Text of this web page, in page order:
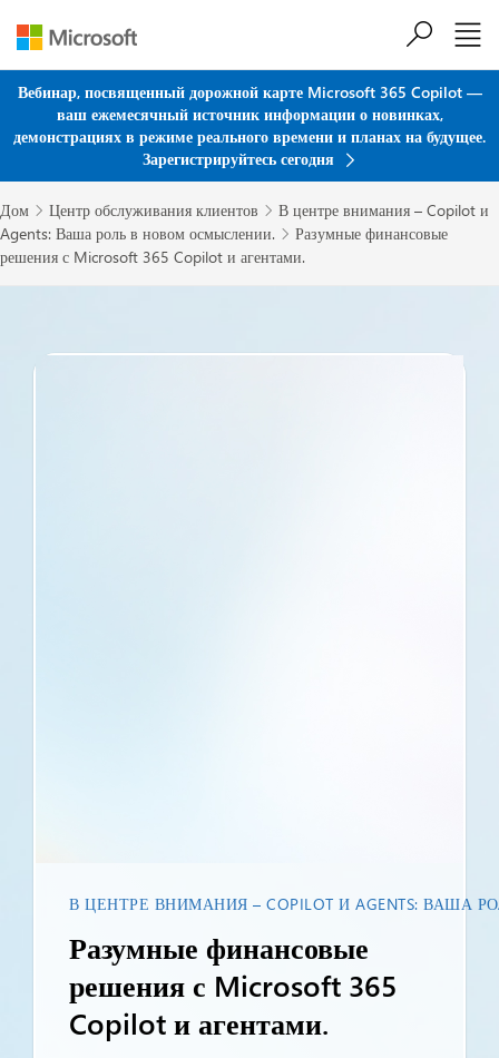
Перейти к основному содержанию
Вебинар, посвященный дорожной карте Microsoft 365 Copilot —
ваш ежемесячный источник информации о новинках,
демонстрациях в режиме реального времени и планах на будущее.
Зарегистрируйтесь сегодня
Дом  Центр обслуживания клиентов  В центре внимания – Copilot и
Agents: Ваша роль в новом осмыслении.
 Разумные финансовые
решения с Microsoft 365 Copilot и агентами.
В ЦЕНТРЕ ВНИМАНИЯ – COPILOT И AGENTS:
Разумные финансовые
решения с Microsoft 365
Copilot и агентами.